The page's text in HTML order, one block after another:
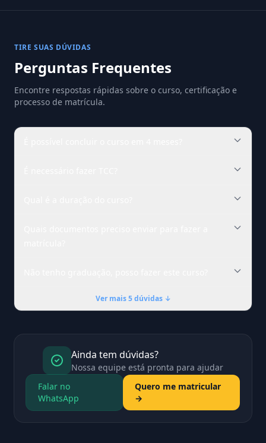
TIRE SUAS DÚVIDAS
Perguntas Frequentes
Encontre respostas rápidas sobre o curso, certificação e
processo de matrícula.
Ver mais 5 dúvidas ↓
Ainda tem dúvidas?
Nossa equipe está pronta para ajudar
Falar no
WhatsApp
Quero me matricular
→